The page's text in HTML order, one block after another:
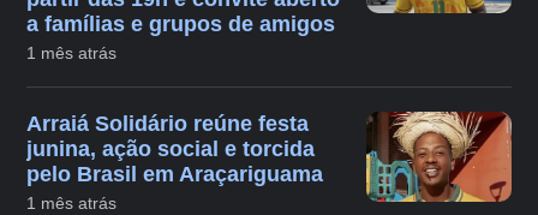
a famílias e grupos de amigos
1 mês atrás
Arraiá Solidário reúne festa
junina, ação social e torcida
pelo Brasil em Araçariguama
1 mês atrás